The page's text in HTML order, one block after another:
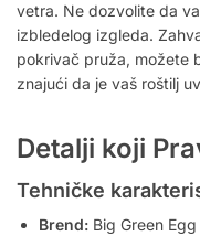
vetra. Ne dozvolite da
izbledelog izgleda.
pokrivač pruža, možete
znajući da je vaš roštilj
Detalji koji
Tehničke
Brend: Big Green Egg